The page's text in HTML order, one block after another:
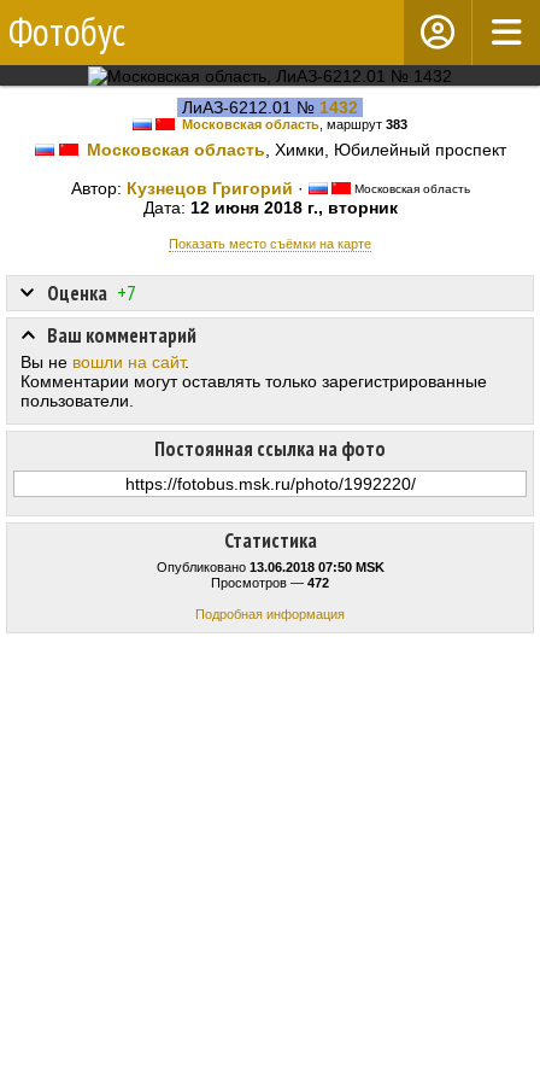
Фотобус
ЛиАЗ-6212.01 № 1432
Московская область , маршрут 383
Московская область , Химки, Юбилейный проспект
Автор: Кузнецов Григорий · Московская область
Дата: 12 июня 2018 г., вторник
Показать место съёмки на карте
Статистика
Опубликовано 13.06.2018 07:50 MSK
Просмотров — 472
Подробная информация
Оценка +7
Постоянная ссылка на фото
Ваш комментарий
Вы не вошли на сайт.
Комментарии могут оставлять только зарегистрированные
пользователи.